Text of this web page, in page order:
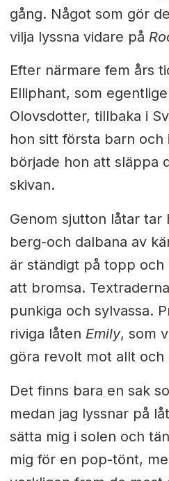
gång. Något som gör
vilja lyssna vidare på
Efter närmare fem års
Elliphant, som
Olovsdotter, tillbaka i
hon sitt första barn
började hon att släppa
skivan.
Genom sjutton låtar tar
berg-och dalbana av
är ständigt på topp
att bromsa.
punkiga och sylvassa.
riviga låten Emily, som
göra revolt mot allt och
Det finns bara en sak
medan jag lyssnar på
sätta mig i solen och
mig för en pop-tönt,